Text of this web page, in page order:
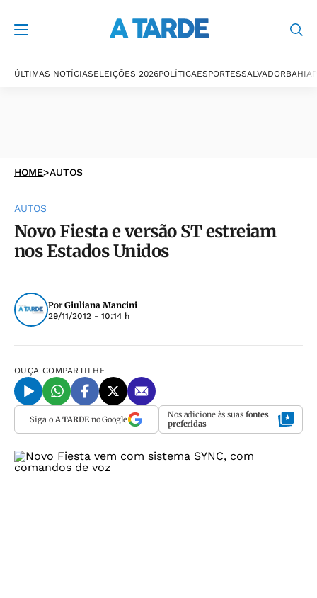
ÚLTIMAS NOTÍCIASELEIÇÕES 2026POLÍTICAESPORTESSALVADORBAHIA
HOME>AUTOS
AUTOS
Novo Fiesta e versão ST estreiam
nos Estados Unidos
Por Giuliana Mancini
29/11/2012 - 10:14 h
OUÇA COMPARTILHE
Siga o A TARDEno Google Nos adicione às suas fontes
preferidas